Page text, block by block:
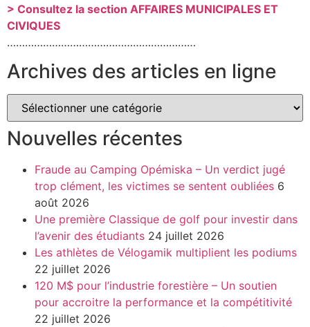
> Consultez la section AFFAIRES MUNICIPALES ET
CIVIQUES
………………………………………………………
Archives des articles en ligne
Nouvelles récentes
Fraude au Camping Opémiska – Un verdict jugé
trop clément, les victimes se sentent oubliées 6
août 2026
Une première Classique de golf pour investir dans
l’avenir des étudiants 24 juillet 2026
Les athlètes de Vélogamik multiplient les podiums
22 juillet 2026
120 M$ pour l’industrie forestière – Un soutien
pour accroitre la performance et la compétitivité
22 juillet 2026